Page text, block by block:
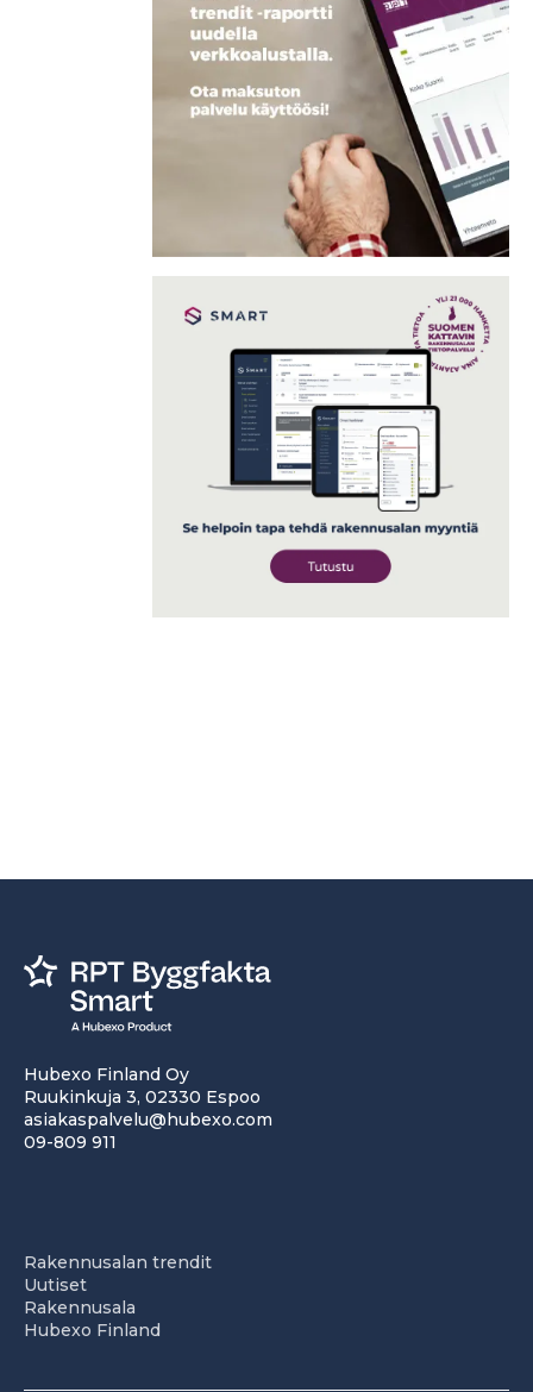
Hubexo Finland Oy
Ruukinkuja 3, 02330 Espoo
asiakaspalvelu@hubexo.com
09-809 911
Rakennusalan trendit
Uutiset
Rakennusala
Hubexo Finland